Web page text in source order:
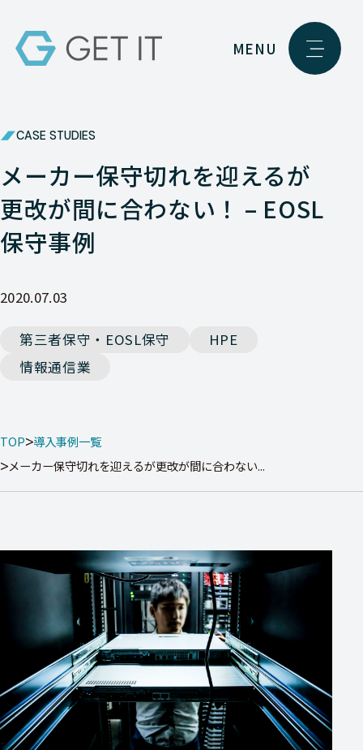
MENU
CASE STUDIES
メーカー保守切れを迎えるが
更改が間に合わない！ – EOSL
保守事例
2020.07.03
第三者保守・EOSL保守
HPE
情報通信業
TOP 導入事例一覧
メーカー保守切れを迎えるが更改が間に合わない...